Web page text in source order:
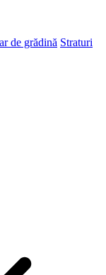
de grădină Straturi